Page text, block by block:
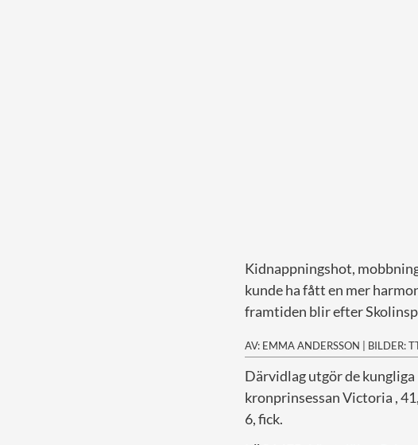
Kidnappningshot,
kunde ha fått en mer
framtiden blir efter
AV: EMMA ANDERSSON | BILDER:
Därvidlag utgör de
kronprinsessan Victoria ,
6, fick.